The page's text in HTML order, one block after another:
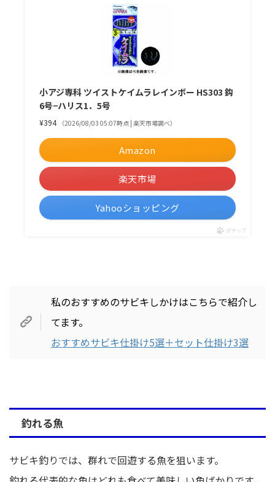
小アジ専科 ツイストケイムラレインボー HS303 鈎
6号−ハリス1．5号
¥394 （2026/08/03 05:07時点 | 楽天市場調べ）
Amazon
楽天市場
Yahooショッピング
ポチップ
私のおすすめのサビキしかけはこちらで紹介し
てます。
おすすめサビキ仕掛け5選＋セット仕掛け3選
釣れる魚
サビキ釣りでは、群れで回遊する魚を狙います。